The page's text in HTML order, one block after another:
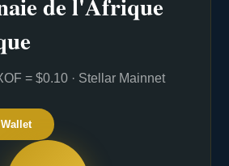
= $0.10 · Stellar Mainnet